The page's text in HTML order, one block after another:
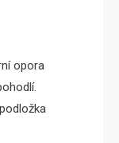
opora